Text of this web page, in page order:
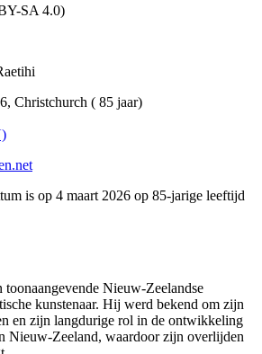
SA 4.0)
, Christchurch ( 85 jaar)
is op 4 maart 2026 op 85-jarige leeftijd
Nieuw-Zeelandse
kunstenaar. Hij werd bekend om zijn
en zijn langdurige rol in de ontwikkeling
Nieuw-Zeeland, waardoor zijn overlijden